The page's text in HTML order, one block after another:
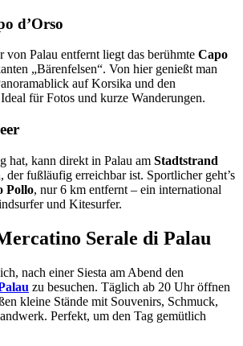
d’Orso
Palau entfernt liegt das berühmte Capo
„Bärenfelsen“. Von hier genießt man
auf Korsika und den
für Fotos und kurze Wanderungen.
hat, kann direkt in Palau am Stadtstrand
der fußläufig erreichbar ist. Sportlicher geht’s
Pollo, nur 6 km entfernt – ein international
und Kitesurfer.
Serale di Palau
nach einer Siesta am Abend den
zu besuchen. Täglich ab 20 Uhr öffnen
kleine Stände mit Souvenirs, Schmuck,
Perfekt, um den Tag gemütlich